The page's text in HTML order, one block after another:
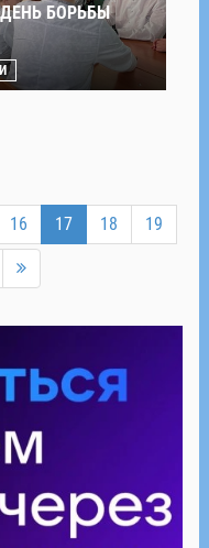
БОРЬБЫ
16 17 18 19